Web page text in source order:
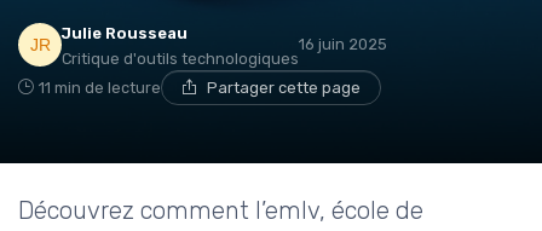
Julie Rousseau
Critique d'outils technologiques
16 juin 2025
11 min de lecture Partager cette page
Découvrez comment l’emlv, école de